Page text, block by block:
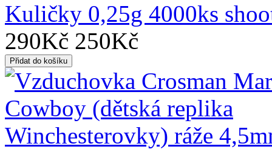
Kuličky 0,25g 4000ks
290Kč 250Kč